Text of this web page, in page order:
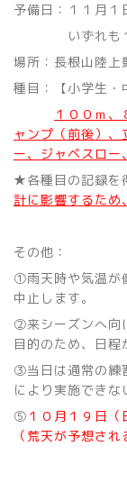
予備日：１１月１
いずれも１４
場所：長根山陸上
種目：【小学生・
１００ｍ
ャンプ（前後）
ー、ジャベスロー
★各種目の記録を
計に影響するため
その他：
①雨天時や気温が
中止します。
②来シーズンへ向
目的のため、日程
③当日は通常の練
により実施できな
⑤ １０月１９日
（荒天が予想さ